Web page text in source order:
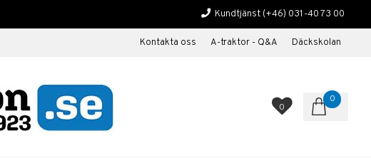
Kundtjänst (+46) 031-40 73 00
Kontakta oss A-traktor - Q&A Däckskolan
0
0